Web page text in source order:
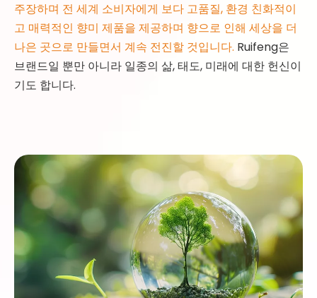
주장하며 전 세계 소비자에게 보다 고품질, 환경 친화적이
고 매력적인 향미 제품을 제공하며 향으로 인해 세상을 더
나은 곳으로 만들면서 계속 전진할 것입니다. Ruifeng은
브랜드일 뿐만 아니라 일종의 삶, 태도, 미래에 대한 헌신이
기도 합니다.